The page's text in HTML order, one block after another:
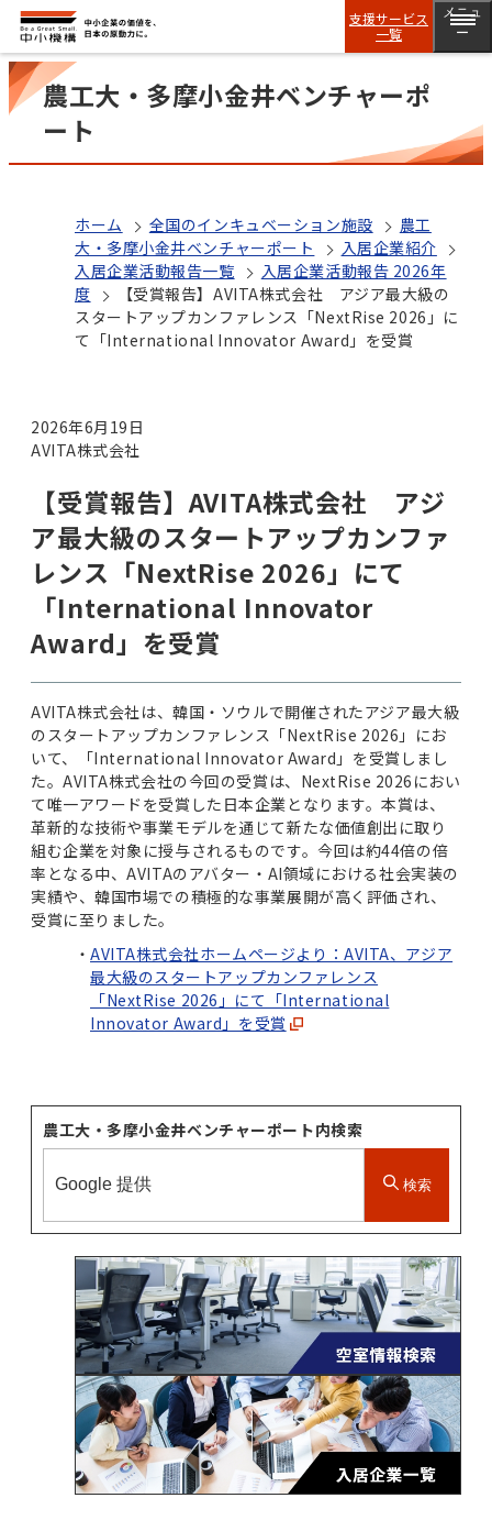
支援サービス
一覧
メニュ
ー
農工大・多摩小金井ベンチャーポ
ート
ホーム 全国のインキュベーション施設
農工
大・多摩小金井ベンチャーポート
入居企業紹介
入居企業活動報告一覧
入居企業活動報告 2026年
度
【受賞報告】AVITA株式会社 アジア最大級の
スタートアップカンファレンス「NextRise 2026」に
て「International Innovator Award」を受賞
2026年6月19日
AVITA株式会社
【受賞報告】AVITA株式会社 アジ
ア最大級のスタートアップカンファ
レンス「NextRise 2026」にて
「International Innovator
Award」を受賞
AVITA株式会社は、韓国・ソウルで開催されたアジア最大級
のスタートアップカンファレンス「NextRise 2026」にお
いて、「International Innovator Award」を受賞しまし
た。AVITA株式会社の今回の受賞は、NextRise 2026におい
て唯一アワードを受賞した日本企業となります。本賞は、
革新的な技術や事業モデルを通じて新たな価値創出に取り
組む企業を対象に授与されるものです。今回は約44倍の倍
率となる中、AVITAのアバター・AI領域における社会実装の
実績や、韓国市場での積極的な事業展開が高く評価され、
受賞に至りました。
AVITA株式会社ホームページより：AVITA、アジア
最大級のスタートアップカンファレンス
「NextRise 2026」にて「International
Innovator Award」を受賞
農工大・多摩小金井ベンチャーポート内検索
検索